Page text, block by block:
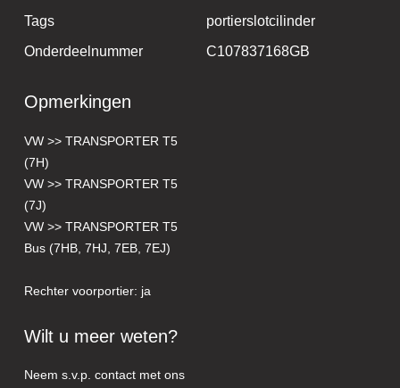
Tags
portierslotcilinder
Onderdeelnummer
C107837168GB
Opmerkingen
VW >> TRANSPORTER T5
(7H)
VW >> TRANSPORTER T5
(7J)
VW >> TRANSPORTER T5
Bus (7HB, 7HJ, 7EB, 7EJ)
Rechter voorportier: ja
Wilt u meer weten?
Neem s.v.p. contact met ons